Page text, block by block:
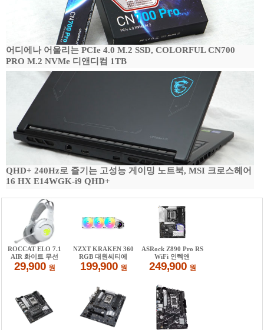
어디에나 어울리는 PCIe 4.0 M.2 SSD, COLORFUL CN700
PRO M.2 NVMe 디앤디컴 1TB
QHD+ 240Hz로 즐기는 고성능 게이밍 노트북, MSI 크로스헤어
16 HX E14WGK-i9 QHD+